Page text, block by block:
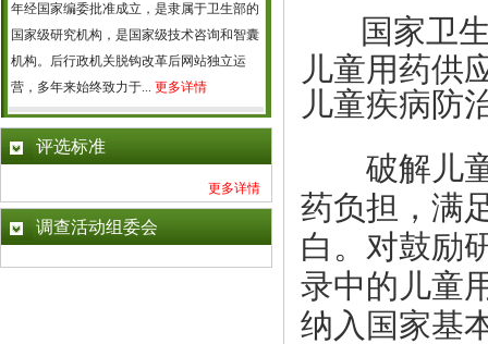
年经国家编委批准成立，是隶属于卫生部的
国家级研究机构，是国家级技术咨询和智囊
机构。后行政机关脱钩改革后网站独立运
营，多年来始终致力于... 更多详情
评选标准
更多详情
调查活动组委会
国家卫
儿童用药供
儿童疾病防
破解儿童
药负担，满
白。对鼓励
录中的儿童
纳入国家基